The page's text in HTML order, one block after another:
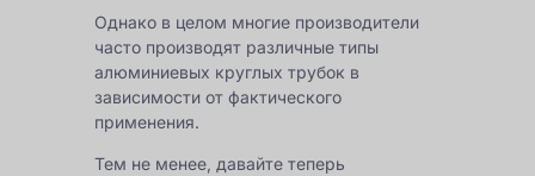
Однако в целом многие производители
часто производят различные типы
алюминиевых круглых трубок в
зависимости от фактического
применения.
Тем не менее, давайте теперь